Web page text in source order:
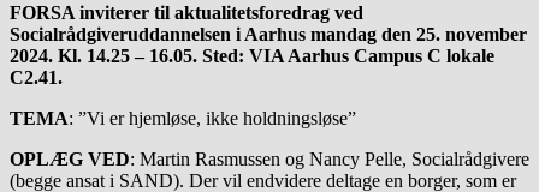
FORSA inviterer til aktualitetsforedrag ved
Socialrådgiveruddannelsen i Aarhus mandag den 25. november
2024. Kl. 14.25 – 16.05. Sted: VIA Aarhus Campus C lokale
C2.41.
TEMA: ”Vi er hjemløse, ikke holdningsløse”
OPLÆG VED: Martin Rasmussen og Nancy Pelle, Socialrådgivere
(begge ansat i SAND). Der vil endvidere deltage en borger, som er